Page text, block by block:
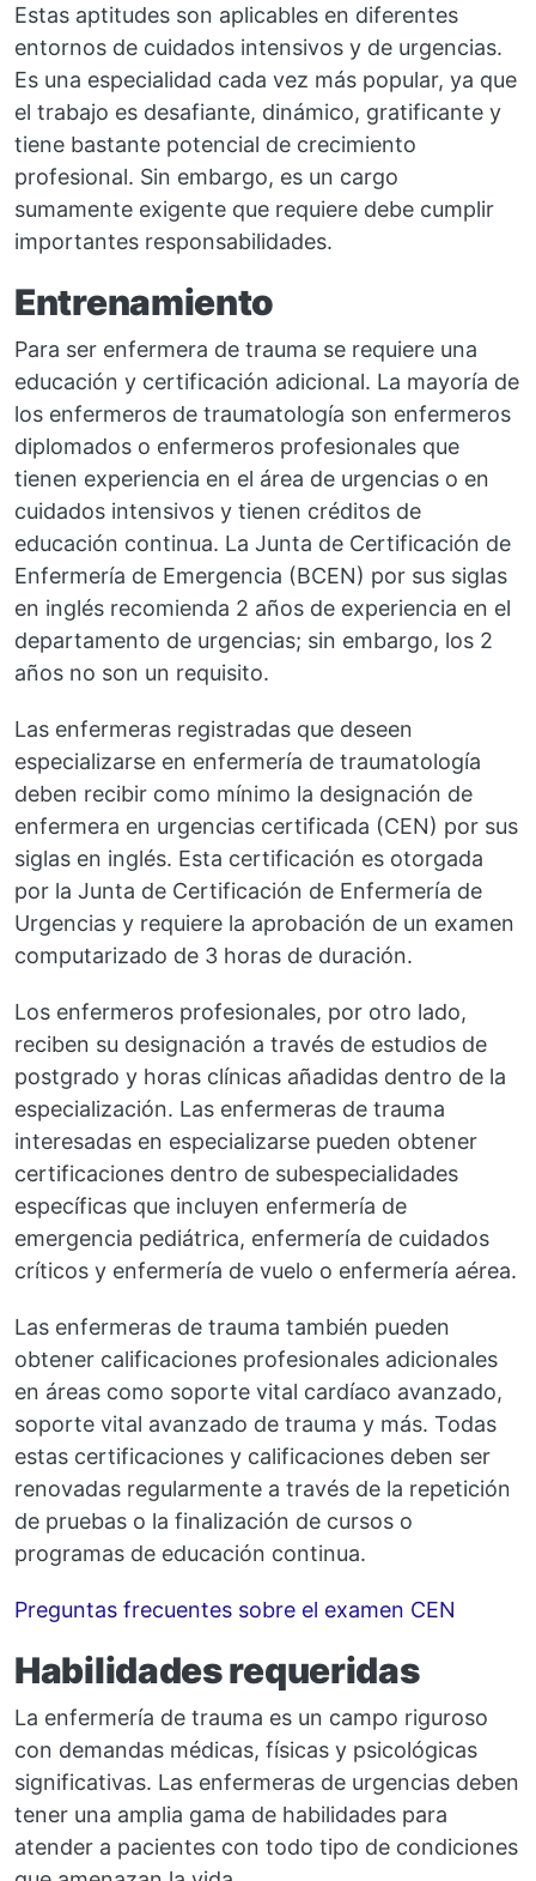
Estas aptitudes son aplicables en diferentes
entornos de cuidados intensivos y de urgencias.
Es una especialidad cada vez más popular, ya que
el trabajo es desafiante, dinámico, gratificante y
tiene bastante potencial de crecimiento
profesional. Sin embargo, es un cargo
sumamente exigente que requiere debe cumplir
importantes responsabilidades.
Entrenamiento
Para ser enfermera de trauma se requiere una
educación y certificación adicional. La mayoría de
los enfermeros de traumatología son enfermeros
diplomados o enfermeros profesionales que
tienen experiencia en el área de urgencias o en
cuidados intensivos y tienen créditos de
educación continua. La Junta de Certificación de
Enfermería de Emergencia (BCEN) por sus siglas
en inglés recomienda 2 años de experiencia en el
departamento de urgencias; sin embargo, los 2
años no son un requisito.
Las enfermeras registradas que deseen
especializarse en enfermería de traumatología
deben recibir como mínimo la designación de
enfermera en urgencias certificada (CEN) por sus
siglas en inglés. Esta certificación es otorgada
por la Junta de Certificación de Enfermería de
Urgencias y requiere la aprobación de un examen
computarizado de 3 horas de duración.
Los enfermeros profesionales, por otro lado,
reciben su designación a través de estudios de
postgrado y horas clínicas añadidas dentro de la
especialización. Las enfermeras de trauma
interesadas en especializarse pueden obtener
certificaciones dentro de subespecialidades
específicas que incluyen enfermería de
emergencia pediátrica, enfermería de cuidados
críticos y enfermería de vuelo o enfermería aérea.
Las enfermeras de trauma también pueden
obtener calificaciones profesionales adicionales
en áreas como soporte vital cardíaco avanzado,
soporte vital avanzado de trauma y más. Todas
estas certificaciones y calificaciones deben ser
renovadas regularmente a través de la repetición
de pruebas o la finalización de cursos o
programas de educación continua.
Preguntas frecuentes sobre el examen CEN
Habilidades requeridas
La enfermería de trauma es un campo riguroso
con demandas médicas, físicas y psicológicas
significativas. Las enfermeras de urgencias deben
tener una amplia gama de habilidades para
atender a pacientes con todo tipo de condiciones